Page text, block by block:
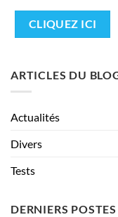
CLIQUEZ ICI
ARTICLES DU
Actualités
Divers
Tests
DERNIERS POSTES